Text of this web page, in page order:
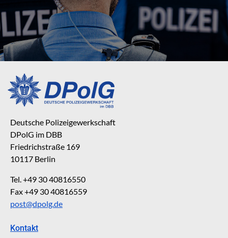
Deutsche Polizeigewerkschaft
DPolG im DBB
Friedrichstraße 169
10117 Berlin
Tel. +49 30 40816550
Fax +49 30 40816559
post@dpolg.de
Kontakt